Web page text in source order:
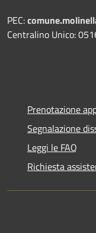
PEC:
Centralino Unico:
Prenotazione
Segnalazione
Leggi le FAQ
Richiesta